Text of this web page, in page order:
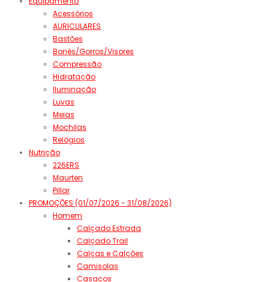
Acessórios
AURICULARES
Bastões
Bonés/Gorros/Visores
Compressão
Hidratação
Iluminação
Luvas
Meias
Mochilas
Relógios
Nutrição
226ERS
Maurten
Pillar
PROMOÇÕES (01/07/2026 - 31/08/2026)
Homem
Calçado Estrada
Calçado Trail
Calças e Calções
Camisolas
Casacos